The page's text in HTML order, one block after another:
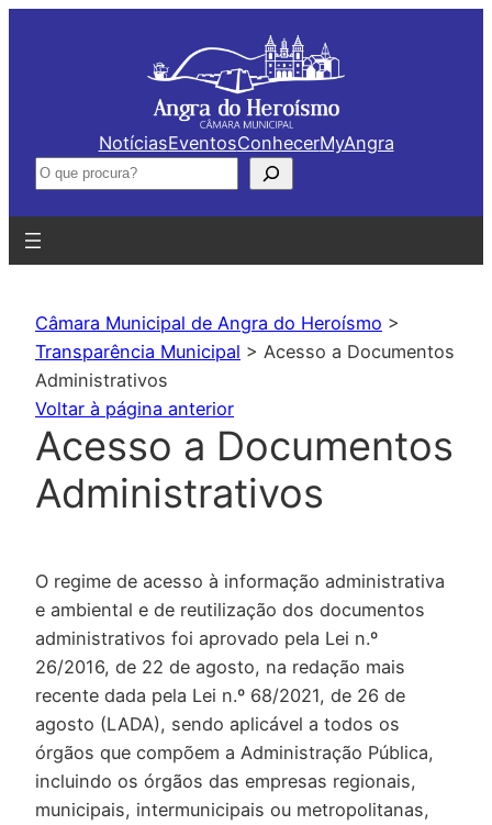
NotíciasEventosConhecerMyAngra
Pesquisar
Câmara Municipal de Angra do Heroísmo >
Transparência Municipal > Acesso a Documentos
Administrativos
Voltar à página anterior
Acesso a Documentos
Administrativos
O regime de acesso à informação administrativa
e ambiental e de reutilização dos documentos
administrativos foi aprovado pela Lei n.º
26/2016, de 22 de agosto, na redação mais
recente dada pela Lei n.º 68/2021, de 26 de
agosto (LADA), sendo aplicável a todos os
órgãos que compõem a Administração Pública,
incluindo os órgãos das empresas regionais,
municipais, intermunicipais ou metropolitanas,